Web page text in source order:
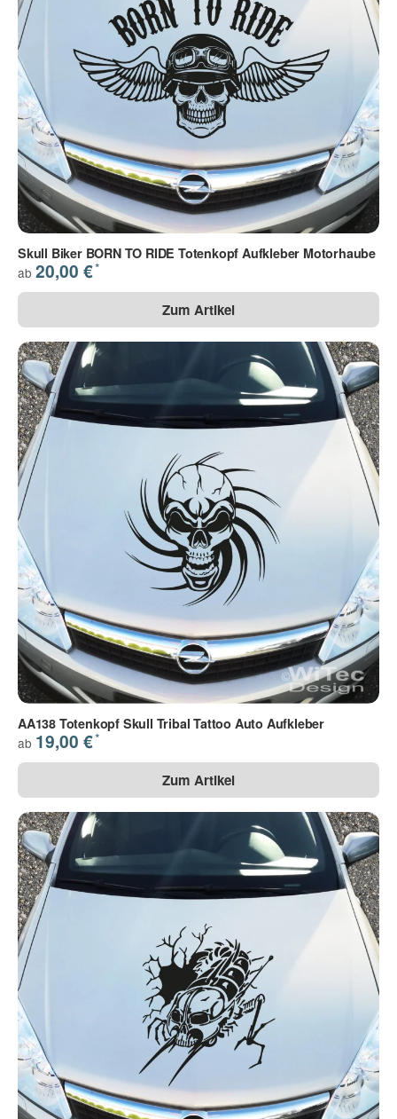
Skull Biker BORN TO RIDE Totenkopf Aufkleber Motorhaube
ab 20,00 €*
Zum Artikel
AA138 Totenkopf Skull Tribal Tattoo Auto Aufkleber
ab 19,00 €*
Zum Artikel